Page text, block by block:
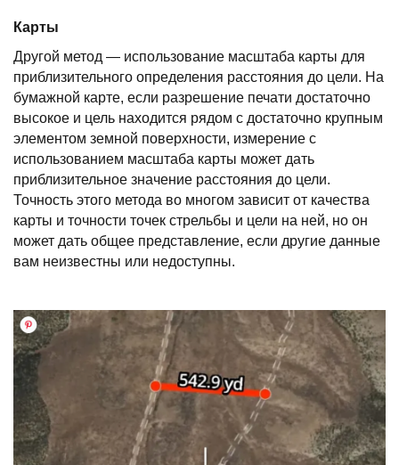
Карты
Другой метод — использование масштаба карты для
приблизительного определения расстояния до цели. На
бумажной карте, если разрешение печати достаточно
высокое и цель находится рядом с достаточно крупным
элементом земной поверхности, измерение с
использованием масштаба карты может дать
приблизительное значение расстояния до цели.
Точность этого метода во многом зависит от качества
карты и точности точек стрельбы и цели на ней, но он
может дать общее представление, если другие данные
вам неизвестны или недоступны.